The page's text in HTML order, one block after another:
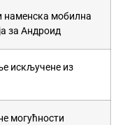
наменска мобилна
за Андроид
искључене из
могућности